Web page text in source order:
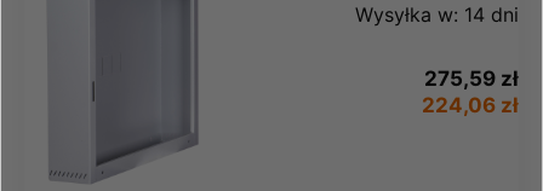
Wysyłka w: 14 dni
275,59 zł
224,06 zł